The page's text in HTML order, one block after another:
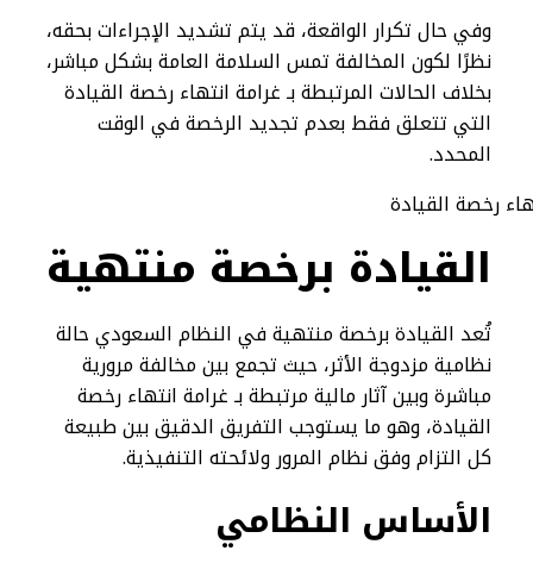
وفي حال تكرار الواقعة، قد يتم تشديد الإجراءات بحقه،
نظرًا لكون المخالفة تمس السلامة العامة بشكل مباشر،
بخلاف الحالات المرتبطة بـ غرامة انتهاء رخصة القيادة
التي تتعلق فقط بعدم تجديد الرخصة في الوقت
المحدد.
القيادة برخصة منتهية
تُعد القيادة برخصة منتهية في النظام السعودي حالة
نظامية مزدوجة الأثر، حيث تجمع بين مخالفة مرورية
مباشرة وبين آثار مالية مرتبطة بـ غرامة انتهاء رخصة
القيادة، وهو ما يستوجب التفريق الدقيق بين طبيعة
كل التزام وفق نظام المرور ولائحته التنفيذية.
الأساس النظامي